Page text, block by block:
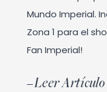
Mundo Imperial.
Zona 1 para el
Fan Imperial!
Leer Artículo